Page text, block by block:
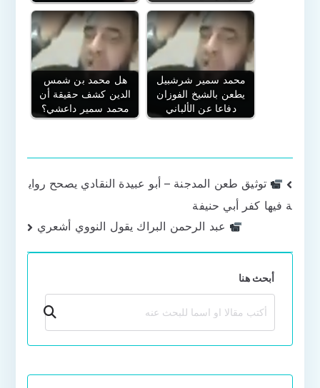
هل محمد بن شمس
الدين كشف حقيقة أن
محمد سمير داعشي؟
محمد سمير شرشبيل
يطعن بالشيخ الفوزان
دفاعا عن الألباني
تصفّح
المقالات
توثيق طعن المدجنة – أبو عبيدة النقادي يصحح رواي
ة فيها كفر أبي حنيفة
عبد الرحمن البراك يقول النووي أشعري
أبحث هنا
بحث